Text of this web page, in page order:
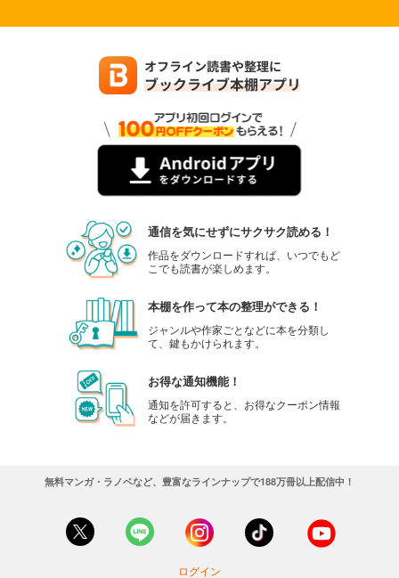
通信を気にせずにサクサク読める！
作品をダウンロードすれば、いつでもど
こでも読書が楽しめます。
本棚を作って本の整理ができる！
ジャンルや作家ごとなどに本を分類し
て、鍵もかけられます。
お得な通知機能！
通知を許可すると、お得なクーポン情報
などが届きます。
無料マンガ・ラノベなど、豊富なラインナップで188万冊以上配信中！
ログイン